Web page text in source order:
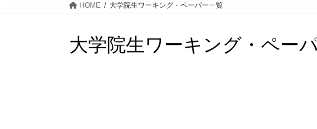
HOME 大学院生ワーキング・ペーパー一覧
大学院生ワーキング・ペー